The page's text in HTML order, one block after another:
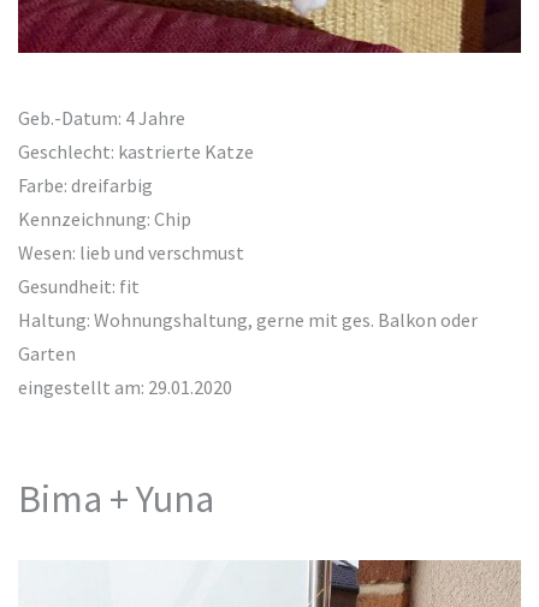
Geb.-Datum: 4 Jahre
Geschlecht: kastrierte Katze
Farbe: dreifarbig
Kennzeichnung: Chip
Wesen: lieb und verschmust
Gesundheit: fit
Haltung: Wohnungshaltung, gerne mit ges. Balkon oder
Garten
eingestellt am: 29.01.2020
Bima + Yuna